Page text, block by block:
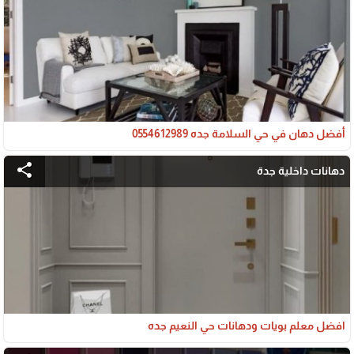
أفضل دهان في حي السلامة جده 0554612989
share دهانات داخلية جدة
افضل معلم بويات ودهانات حي النعيم جده